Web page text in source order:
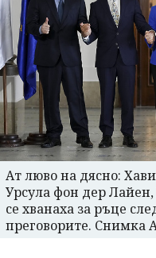
Ат люво на дясно:
Урсула фон дер
се хванаха за ръце
преговорите. Снимка